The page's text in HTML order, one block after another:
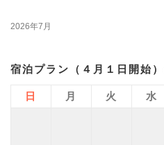
2026年7月
宿泊プラン（４月１日開始
日 月 火 水